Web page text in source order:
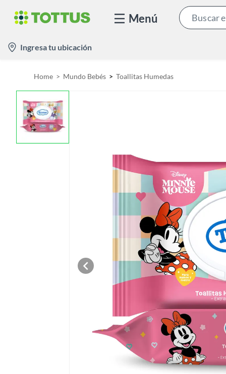
Menú
Ingresa tu ubicación
Home Mundo Bebés Toallitas Humedas